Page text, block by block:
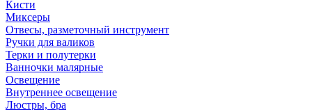
Кисти
Миксеры
Отвесы, разметочный инструмент
Ручки для валиков
Терки и полутерки
Ванночки малярные
Освещение
Внутреннее освещение
Люстры, бра